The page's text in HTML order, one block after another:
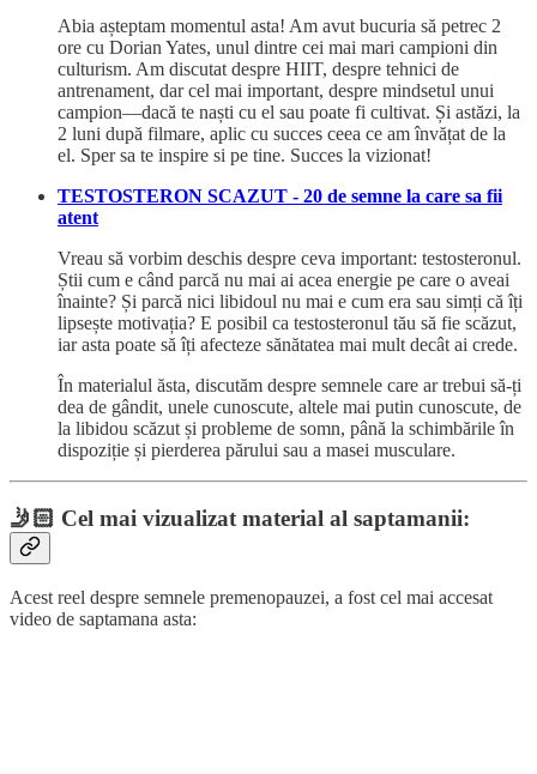
Abia așteptam momentul asta! Am avut bucuria să petrec 2
ore cu Dorian Yates, unul dintre cei mai mari campioni din
culturism. Am discutat despre HIIT, despre tehnici de
antrenament, dar cel mai important, despre mindsetul unui
campion—dacă te naști cu el sau poate fi cultivat. Și astăzi, la
2 luni după filmare, aplic cu succes ceea ce am învățat de la
el. Sper sa te inspire si pe tine. Succes la vizionat!
TESTOSTERON SCAZUT - 20 de semne la care sa fii
atent
Vreau să vorbim deschis despre ceva important: testosteronul.
Știi cum e când parcă nu mai ai acea energie pe care o aveai
înainte? Și parcă nici libidoul nu mai e cum era sau simți că îți
lipsește motivația? E posibil ca testosteronul tău să fie scăzut,
iar asta poate să îți afecteze sănătatea mai mult decât ai crede.
În materialul ăsta, discutăm despre semnele care ar trebui să-ți
dea de gândit, unele cunoscute, altele mai putin cunoscute, de
la libidou scăzut și probleme de somn, până la schimbările în
dispoziție și pierderea părului sau a masei musculare.
🤳🏻 Cel mai vizualizat material al saptamanii:
Acest reel despre semnele premenopauzei, a fost cel mai accesat
video de saptamana asta: